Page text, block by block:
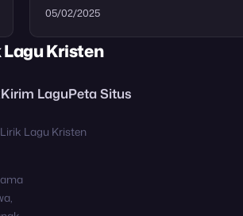
05/02/2025
Kristen
Kirim LaguPeta Situs
Lagu Kristen